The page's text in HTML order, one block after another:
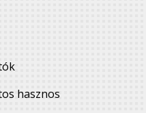
hasznos